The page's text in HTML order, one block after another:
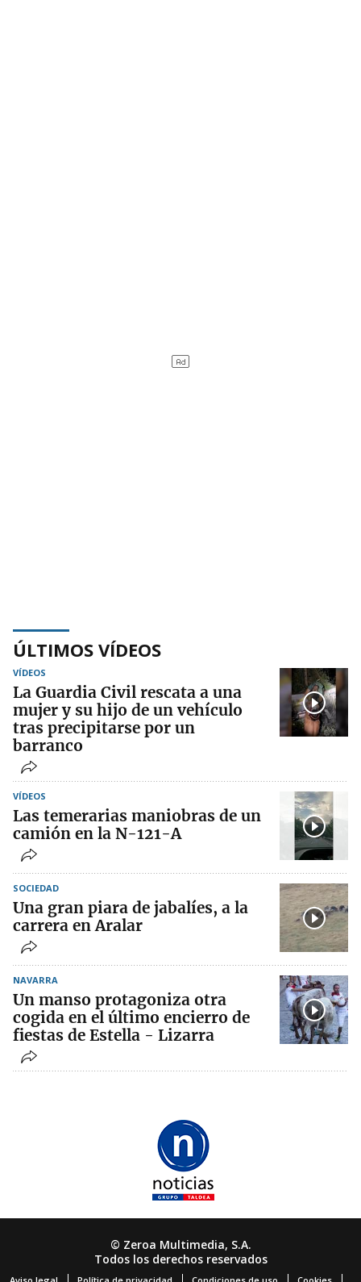
ÚLTIMOS VÍDEOS
VÍDEOS
La Guardia Civil rescata a una
mujer y su hijo de un vehículo
tras precipitarse por un
barranco
VÍDEOS
Las temerarias maniobras de un
camión en la N-121-A
SOCIEDAD
Una gran piara de jabalíes, a la
carrera en Aralar
NAVARRA
Un manso protagoniza otra
cogida en el último encierro de
fiestas de Estella - Lizarra
© Zeroa Multimedia, S.A.
Todos los derechos reservados